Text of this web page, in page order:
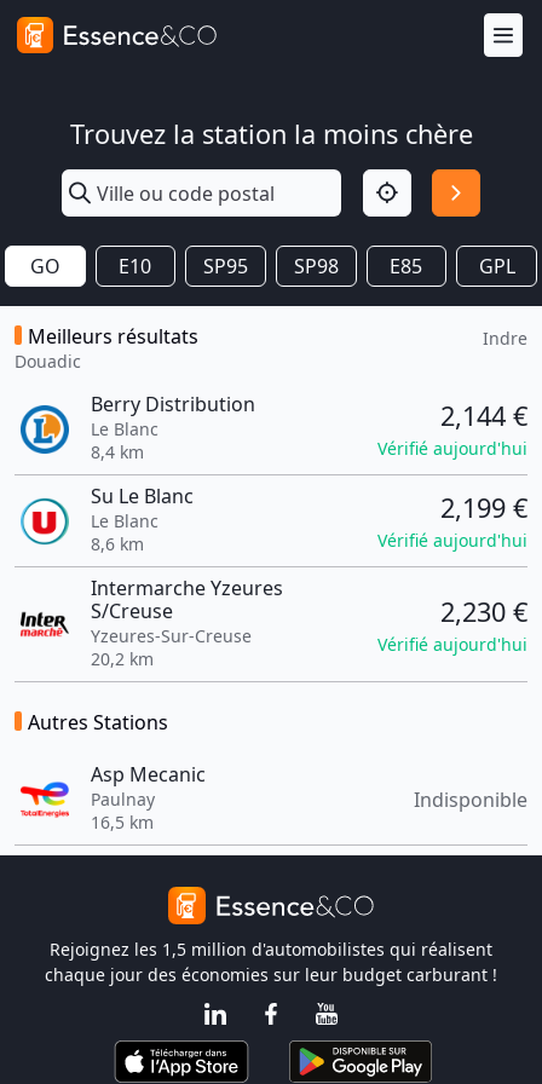
Trouvez la station la moins chère
GO E10 SP95 SP98 E85 GPL
Meilleurs résultats
Douadic
Indre
Berry Distribution
Le Blanc
8,4 km
2,144 €
Vérifié aujourd'hui
Su Le Blanc
Le Blanc
8,6 km
2,199 €
Vérifié aujourd'hui
Intermarche Yzeures
S/Creuse
Yzeures-Sur-Creuse
20,2 km
2,230 €
Vérifié aujourd'hui
Autres Stations
Asp Mecanic
Paulnay
16,5 km
Indisponible
Rejoignez les 1,5 million d'automobilistes qui réalisent
chaque jour des économies sur leur budget carburant !